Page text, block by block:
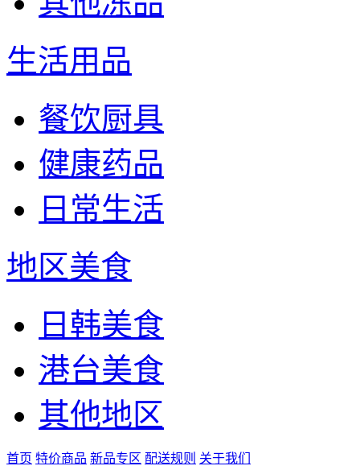
生活用品
餐饮厨具
健康药品
日常生活
地区美食
日韩美食
港台美食
其他地区
首页 特价商品 新品专区 配送规则 关于我们